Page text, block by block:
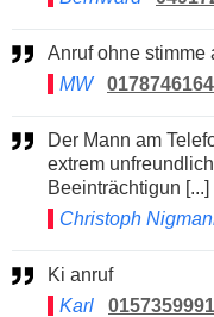
Anruf ohne
MW
Der Mann am Telefon war sehr schwer zu verstehen und
extrem
Beeinträchtigun [...]
Christoph
Ki anruf
Karl